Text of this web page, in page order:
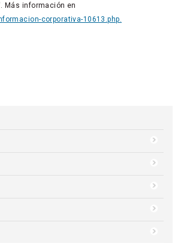
Más información en
corporativa-10613.php.